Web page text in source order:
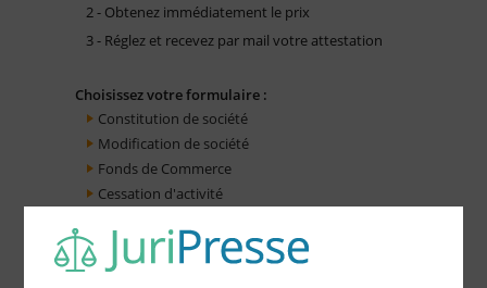
2 - Obtenez immédiatement le prix
3 - Réglez et recevez par mail votre attestation
Choisissez votre formulaire :
Constitution de société
Modification de société
Fonds de Commerce
Cessation d'activité